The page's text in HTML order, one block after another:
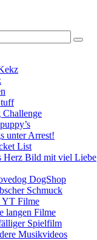
Challenge
unter Arrest!
List
Herz Bild mit viel Liebe
DogShop
Schmuck
YT Filme
langen Filme
Spielfilm
Musikvideos